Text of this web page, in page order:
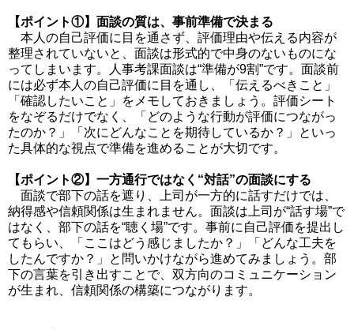
【ポイント①】面談の質は、事前準備で決まる
本人の自己評価に目を通さず、評価理由や伝える内容が
整理されていないと、面談は形式的で中身のないものにな
ってしまいます。人事考課面談は“準備が9割”です。面談前
には必ず本人の自己評価に目を通し、「伝えるべきこと」
「確認したいこと」をメモしておきましょう。評価シート
をなぞるだけでなく、「どのような行動が評価につながっ
たのか？」「次にどんなことを期待しているか？」といっ
た具体的な視点で準備を進めることが大切です。
【ポイント②】一方通行ではなく“対話”の面談にする
面談で部下の話を遮り、上司が一方的に話すだけでは、
納得感や信頼関係は生まれません。面談は上司が“話す場”で
はなく、部下の話を“聴く場”です。事前に自己評価を提出し
てもらい、「ここはどう感じましたか？」「どんな工夫を
したんですか？」と問いかけながら進めてみましょう。部
下の言葉を引き出すことで、双方向のコミュニケーション
が生まれ、信頼関係の構築につながります。